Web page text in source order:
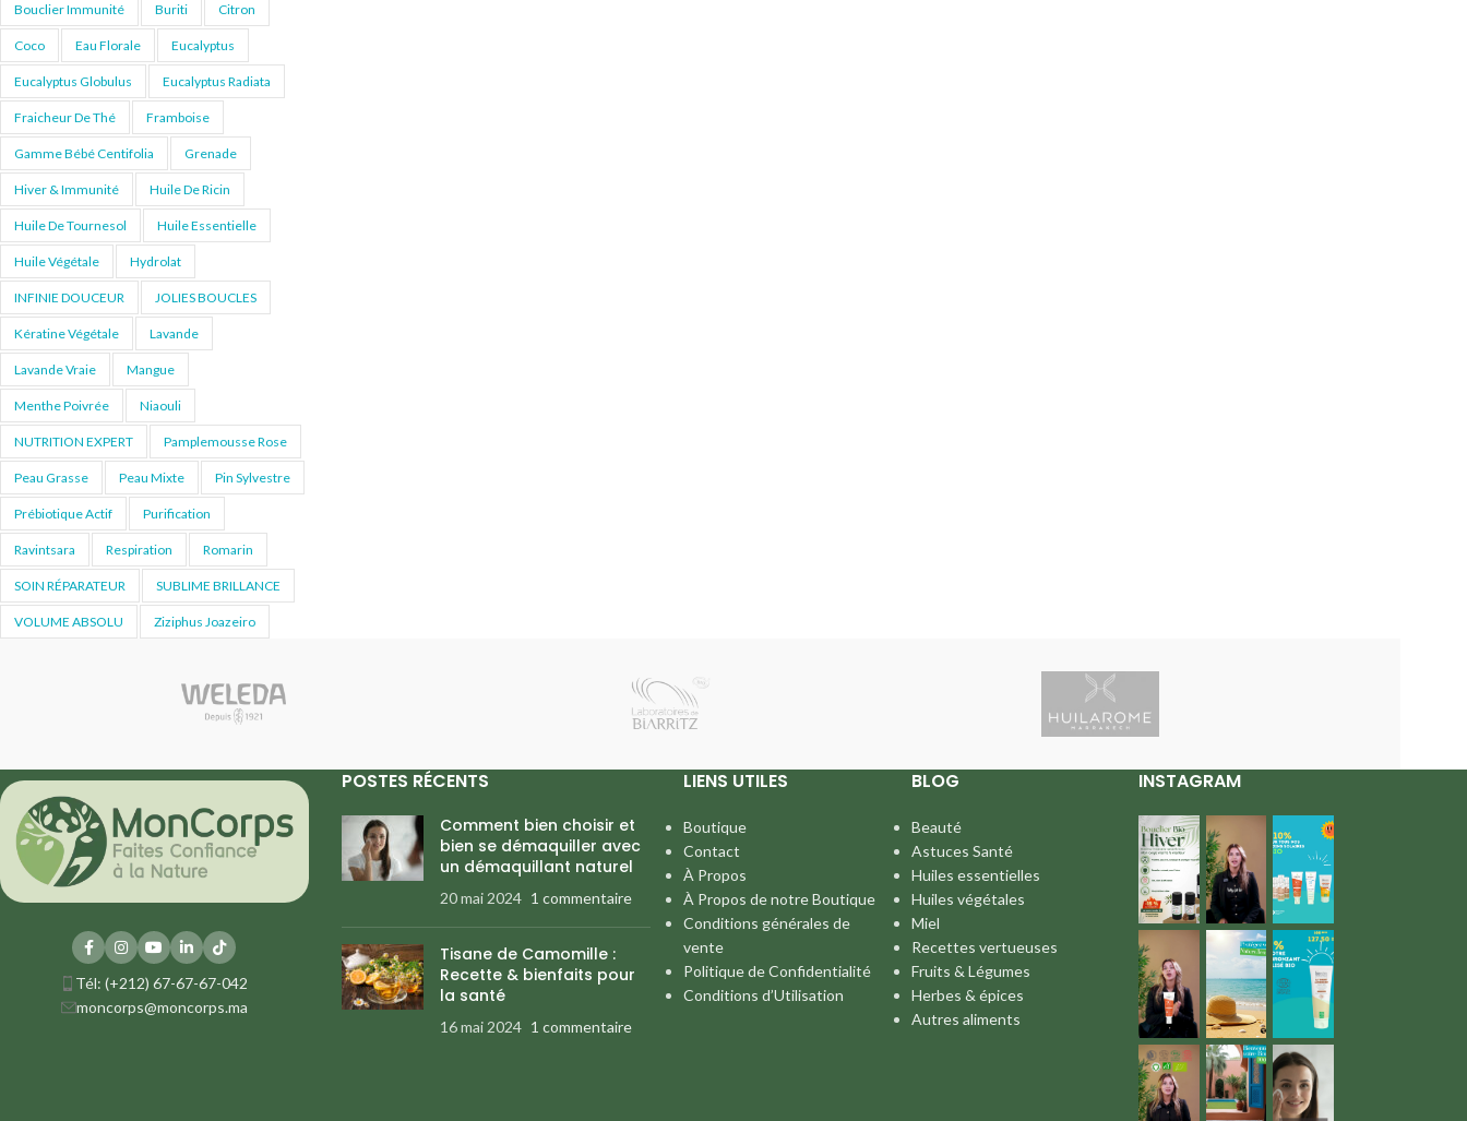
Bouclier Immunité Buriti Citron
Coco Eau Florale Eucalyptus
Eucalyptus Globulus Eucalyptus Radiata
Fraicheur De Thé Framboise
Gamme Bébé Centifolia Grenade
Hiver & Immunité Huile De Ricin
Huile De Tournesol Huile Essentielle
Huile Végétale Hydrolat
INFINIE DOUCEUR JOLIES BOUCLES
Kératine Végétale Lavande
Lavande Vraie Mangue
Menthe Poivrée Niaouli
NUTRITION EXPERT Pamplemousse Rose
Peau Grasse Peau Mixte Pin Sylvestre
Prébiotique Actif Purification
Ravintsara Respiration Romarin
SOIN RÉPARATEUR SUBLIME BRILLANCE
VOLUME ABSOLU Ziziphus Joazeiro
Tél: (+212) 67-67-67-042
moncorps@moncorps.ma
POSTES RÉCENTS
Comment bien choisir et
bien se démaquiller avec
un démaquillant naturel
20 mai 2024 1 commentaire
Tisane de Camomille :
Recette & bienfaits pour
la santé
16 mai 2024 1 commentaire
LIENS UTILES
Boutique
Contact
À Propos
À Propos de notre Boutique
Conditions générales de
vente
Politique de Confidentialité
Conditions d’Utilisation
BLOG
Beauté
Astuces Santé
Huiles essentielles
Huiles végétales
Miel
Recettes vertueuses
Fruits & Légumes
Herbes & épices
Autres aliments
INSTAGRAM